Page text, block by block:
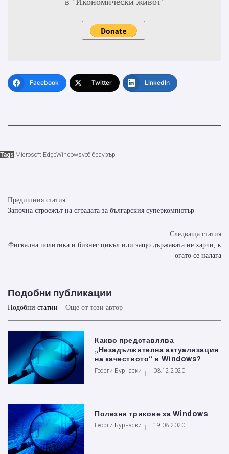
Facebook Twitter LinkedIn
Tags Microsoft EdgeWindowsуеб браузър
Предишния статия
Започна строежът на сградата за българския суперкомпютър
Следваща статия
Фискална политика и бизнес цикъл или защо държавата не харчи, к
огато се налага
Подобни публикации
Подобни статии Още от този автор
Какво представлява
„Незадължителна актуализация
на качеството“ в Windows?
Георги Бурнаски 03.12.2020
Полезни трикове за Windows
Георги Бурнаски 19.08.2020